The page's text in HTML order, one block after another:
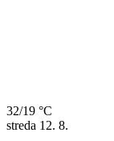
32/19 °C
streda 12. 8.